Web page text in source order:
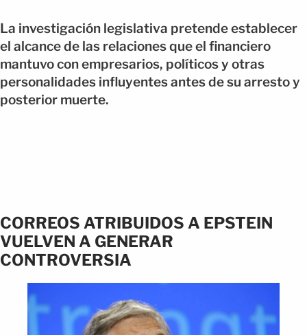
La investigación legislativa pretende establecer
el alcance de las relaciones que el financiero
mantuvo con empresarios, políticos y otras
personalidades influyentes antes de su arresto y
posterior muerte.
CORREOS ATRIBUIDOS A EPSTEIN
VUELVEN A GENERAR
CONTROVERSIA